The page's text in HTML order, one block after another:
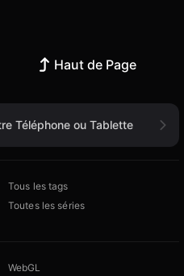
Haut de Page
Téléphone ou Tablette
Tous les tags
Toutes les séries
WebGL